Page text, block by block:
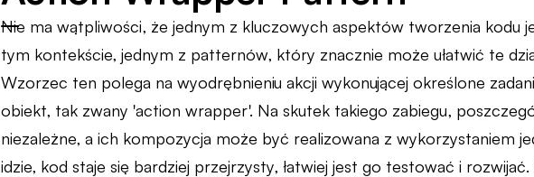
Nie ma wątpliwości, że jednym z kluczowych aspektów tworzenia kodu
tym kontekście, jednym z patternów, który znacznie może ułatwić te
Wzorzec ten polega na wyodrębnieniu akcji wykonującej określone
obiekt, tak zwany 'action wrapper'. Na skutek takiego zabiegu,
niezależne, a ich kompozycja może być realizowana z wykorzystaniem
idzie, kod staje się bardziej przejrzysty, łatwiej jest go testować i